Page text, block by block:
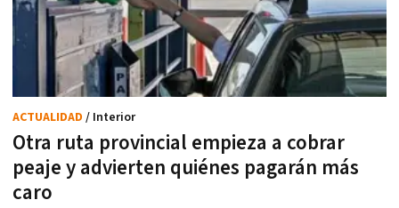
Otra ruta provincial empieza a cobrar
peaje y advierten quiénes pagarán más
caro
ACTUALIDAD / Interior